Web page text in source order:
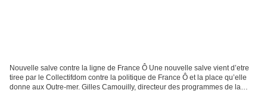
Nouvelle salve contre la ligne de France Ô Une nouvelle salve vient d’etre
tiree par le Collectifdom contre la politique de France Ô et la place qu’elle
donne aux Outre-mer. Gilles Camouilly, directeur des programmes de la